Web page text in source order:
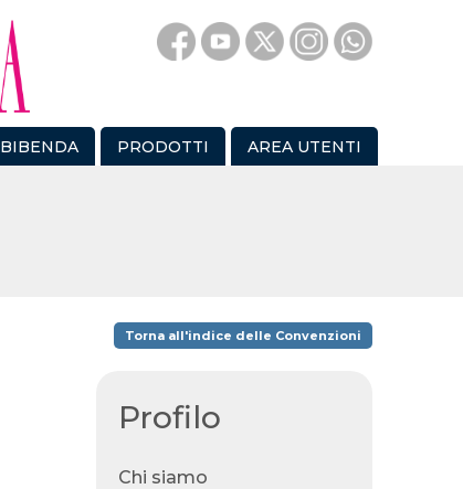
BIBENDA PRODOTTI AREA UTENTI
Torna all'indice delle Convenzioni
Profilo
Chi siamo